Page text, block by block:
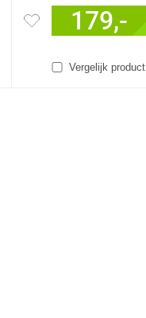
Vergelijk product
179,-